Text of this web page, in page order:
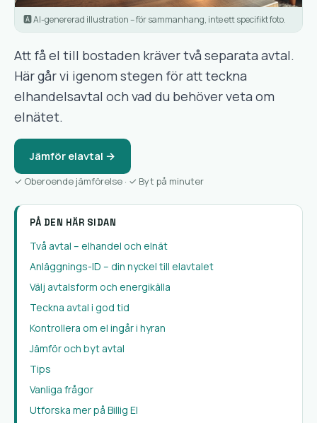
🅰️ AI-genererad illustration – för sammanhang, inte ett specifikt foto.
Att få el till bostaden kräver två separata avtal.
Här går vi igenom stegen för att teckna
elhandelsavtal och vad du behöver veta om
elnätet.
Jämför elavtal →
✓ Oberoende jämförelse · ✓ Byt på minuter
PÅ DEN HÄR SIDAN
Två avtal – elhandel och elnät
Anläggnings-ID – din nyckel till elavtalet
Välj avtalsform och energikälla
Teckna avtal i god tid
Kontrollera om el ingår i hyran
Jämför och byt avtal
Tips
Vanliga frågor
Utforska mer på Billig El